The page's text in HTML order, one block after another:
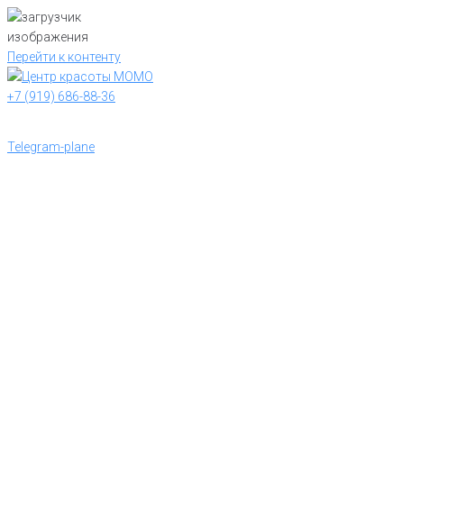
Перейти к контенту
+7 (919) 686-88-36
Telegram-plane